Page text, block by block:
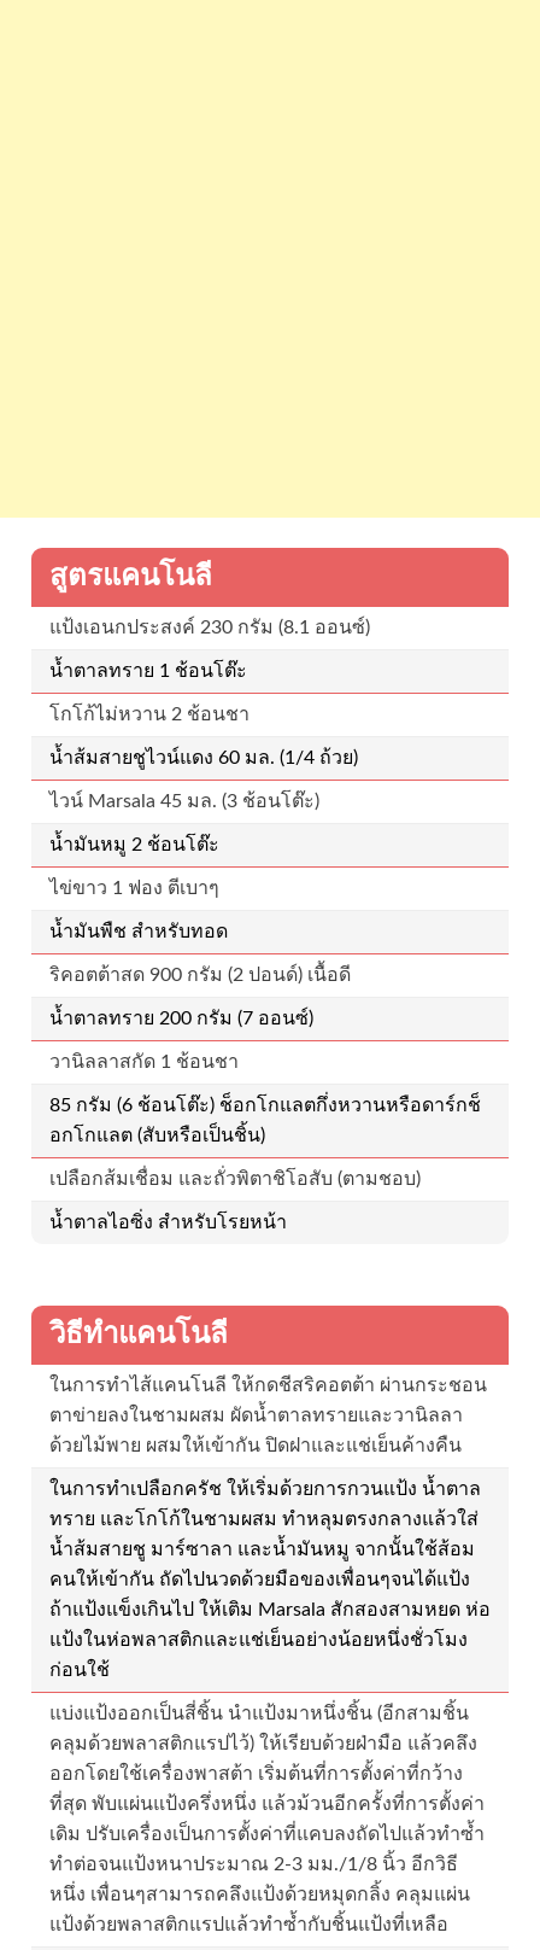
สูตรแคนโนลี
แป้งเอนกประสงค์ 230 กรัม (8.1 ออนซ์)
น้ำตาลทราย 1 ช้อนโต๊ะ
โกโก้ไม่หวาน 2 ช้อนชา
น้ำส้มสายชูไวน์แดง 60 มล. (1/4 ถ้วย)
ไวน์ Marsala 45 มล. (3 ช้อนโต๊ะ)
น้ำมันหมู 2 ช้อนโต๊ะ
ไข่ขาว 1 ฟอง ตีเบาๆ
น้ำมันพืช สำหรับทอด
ริคอตต้าสด 900 กรัม (2 ปอนด์) เนื้อดี
น้ำตาลทราย 200 กรัม (7 ออนซ์)
วานิลลาสกัด 1 ช้อนชา
85 กรัม (6 ช้อนโต๊ะ) ช็อกโกแลตกึ่งหวานหรือดาร์กช็
อกโกแลต (สับหรือเป็นชิ้น)
เปลือกส้มเชื่อม และถั่วพิตาชิโอสับ (ตามชอบ)
น้ำตาลไอซิ่ง สำหรับโรยหน้า
วิธีทำแคนโนลี
ในการทำไส้แคนโนลี ให้กดชีสริคอตต้า ผ่านกระชอน
ตาข่ายลงในชามผสม ผัดน้ำตาลทรายและวานิลลา
ด้วยไม้พาย ผสมให้เข้ากัน ปิดฝาและแช่เย็นค้างคืน
ในการทำเปลือกครัช ให้เริ่มด้วยการกวนแป้ง น้ำตาล
ทราย และโกโก้ในชามผสม ทำหลุมตรงกลางแล้วใส่
น้ำส้มสายชู มาร์ซาลา และน้ำมันหมู จากนั้นใช้ส้อม
คนให้เข้ากัน ถัดไปนวดด้วยมือของเพื่อนๆจนได้แป้ง
ถ้าแป้งแข็งเกินไป ให้เติม Marsala สักสองสามหยด ห่อ
แป้งในห่อพลาสติกและแช่เย็นอย่างน้อยหนึ่งชั่วโมง
ก่อนใช้
แบ่งแป้งออกเป็นสี่ชิ้น นำแป้งมาหนึ่งชิ้น (อีกสามชิ้น
คลุมด้วยพลาสติกแรปไว้) ให้เรียบด้วยฝ่ามือ แล้วคลึง
ออกโดยใช้เครื่องพาสต้า เริ่มต้นที่การตั้งค่าที่กว้าง
ที่สุด พับแผ่นแป้งครึ่งหนึ่ง แล้วม้วนอีกครั้งที่การตั้งค่า
เดิม ปรับเครื่องเป็นการตั้งค่าที่แคบลงถัดไปแล้วทำซ้ำ
ทำต่อจนแป้งหนาประมาณ 2-3 มม./1/8 นิ้ว อีกวิธี
หนึ่ง เพื่อนๆสามารถคลึงแป้งด้วยหมุดกลิ้ง คลุมแผ่น
แป้งด้วยพลาสติกแรปแล้วทำซ้ำกับชิ้นแป้งที่เหลือ